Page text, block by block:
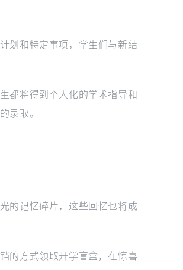
划和特定事项，学生们与新结
都将得到个人化的学术指导和
录取。
的记忆碎片，这些回忆也将成
的方式领取开学盲盒，在惊喜